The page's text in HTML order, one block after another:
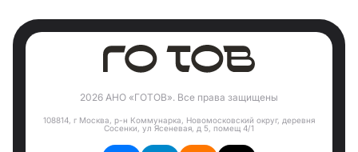
2026 АНО «ГОТОВ». Все права защищены
108814, г Москва, р-н Коммунарка, Новомосковский округ, деревня
Сосенки, ул Ясеневая, д 5, помещ 4/1